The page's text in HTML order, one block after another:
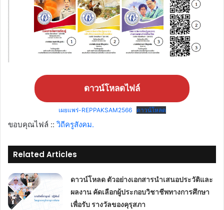
ดาวน์โหลดไฟล์
เผยแพร่-REPPAKSAM2566 ดาวน์โหลด
ขอบคุณไฟล์ :: วิถีครูสังคม.
Related Articles
ดาวน์โหลด ตัวอย่างเอกสารนำเสนอประวัติและ
ผลงาน คัดเลือกผู้ประกอบวิชาชีพทางการศึกษา
เพื่อรับ รางวัลของคุรุสภา